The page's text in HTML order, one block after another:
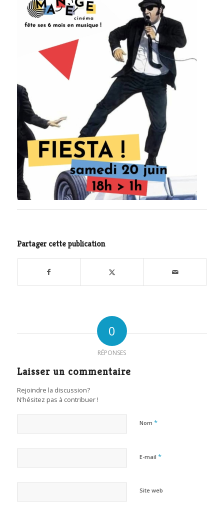
Partager cette publication
0
RÉPONSES
Laisser un commentaire
Rejoindre la discussion?
N’hésitez pas à contribuer !
Nom *
E-mail *
Site web